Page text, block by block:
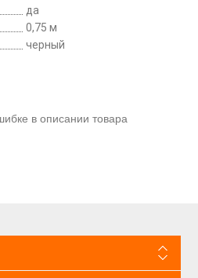
да
0,75 м
черный
в описании товара